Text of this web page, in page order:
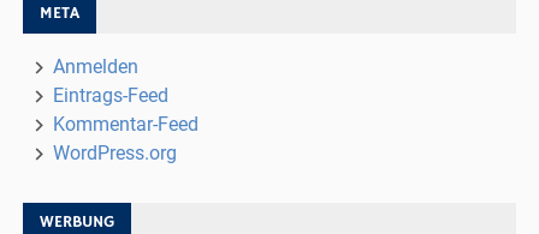
META
Anmelden
Eintrags-Feed
Kommentar-Feed
WordPress.org
WERBUNG